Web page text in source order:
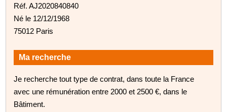
Réf. AJ2020840840
Né le 12/12/1968
75012 Paris
Ma recherche
Je recherche tout type de contrat, dans toute la France
avec une rémunération entre 2000 et 2500 €, dans le
Bâtiment.